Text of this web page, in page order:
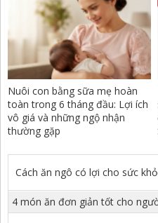
Nuôi con bằng sữa mẹ hoàn
toàn trong 6 tháng đầu: Lợi ích
vô giá và những ngộ nhận
thường gặp
Cách ăn ngô có lợi cho sức
4 món ăn đơn giản tốt cho